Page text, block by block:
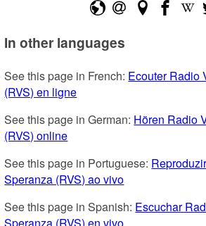
In other languages
See this page in French: Ecouter Radio
(RVS) en ligne
See this page in German: Hören Radio
(RVS) online
See this page in Portuguese:
Speranza (RVS) ao vivo
See this page in Spanish: Escuchar
Speranza (RVS) en vivo